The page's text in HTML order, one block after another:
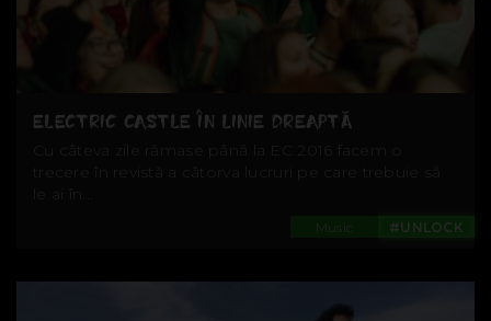
ELECTRIC CASTLE ÎN LINIE DREAPTĂ
Cu câteva zile rămase până la EC 2016 facem o
trecere în revistă a câtorva lucruri pe care trebuie să
le ai în...
#UNLOCK
Music